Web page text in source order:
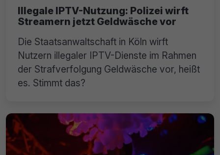
Illegale IPTV-Nutzung: Polizei wirft
Streamern jetzt Geldwäsche vor
Die Staatsanwaltschaft in Köln wirft
Nutzern illegaler IPTV-Dienste im Rahmen
der Strafverfolgung Geldwäsche vor, heißt
es. Stimmt das?